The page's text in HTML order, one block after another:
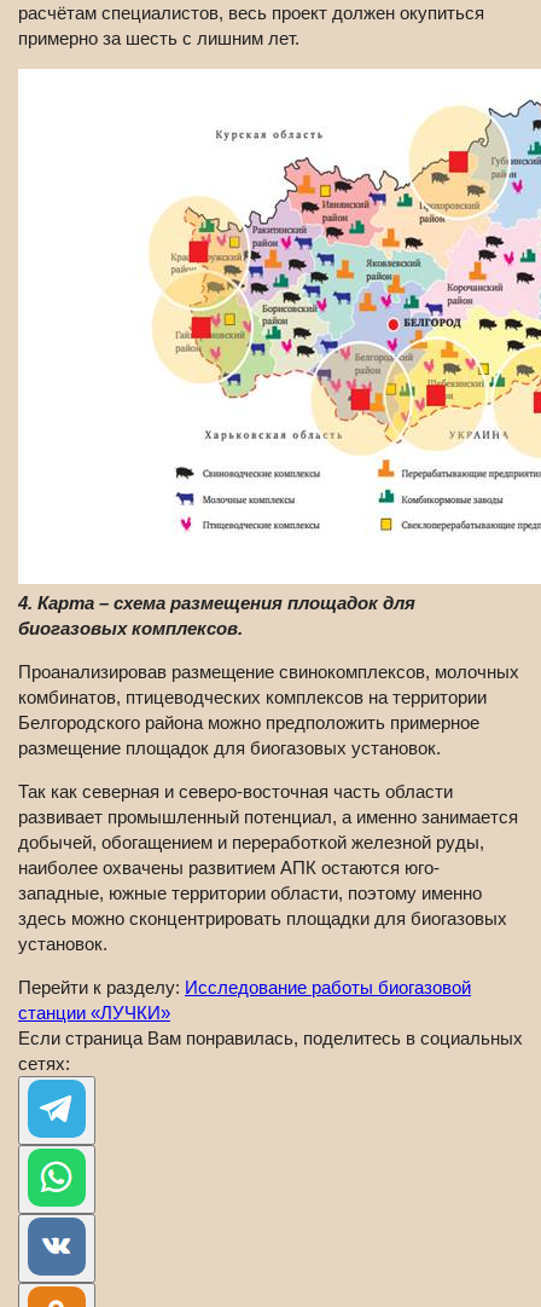
расчётам специалистов, весь проект должен окупиться
примерно за шесть с лишним лет.
4. Карта – схема размещения площадок для
биогазовых комплексов.
Проанализировав размещение свинокомплексов, молочных
комбинатов, птицеводческих комплексов на территории
Белгородского района можно предположить примерное
размещение площадок для биогазовых установок.
Так как северная и северо-восточная часть области
развивает промышленный потенциал, а именно занимается
добычей, обогащением и переработкой железной руды,
наиболее охвачены развитием АПК остаются юго-
западные, южные территории области, поэтому именно
здесь можно сконцентрировать площадки для биогазовых
установок.
Перейти к разделу: Исследование работы биогазовой
станции «ЛУЧКИ»
Если страница Вам понравилась, поделитесь в социальных
сетях: